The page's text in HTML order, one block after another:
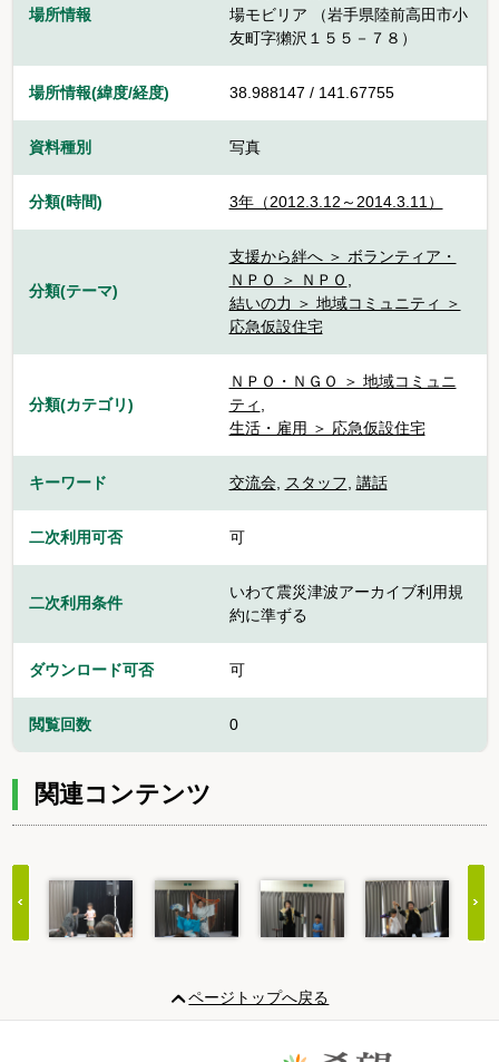
場所情報
場モビリア （岩手県陸前高田市小
友町字獺沢１５５－７８）
場所情報(緯度/経度) 38.988147 / 141.67755
資料種別 写真
分類(時間) 3年（2012.3.12～2014.3.11）
分類(テーマ)
支援から絆へ ＞ ボランティア・
ＮＰＯ ＞ ＮＰＯ ,
結いの力 ＞ 地域コミュニティ ＞
応急仮設住宅
分類(カテゴリ)
ＮＰＯ・ＮＧＯ ＞ 地域コミュニ
ティ ,
生活・雇用 ＞ 応急仮設住宅
キーワード 交流会, スタッフ, 講話
二次利用可否 可
二次利用条件
いわて震災津波アーカイブ利用規
約に準ずる
ダウンロード可否 可
閲覧回数 0
関連コンテンツ
20
ページトップへ戻る